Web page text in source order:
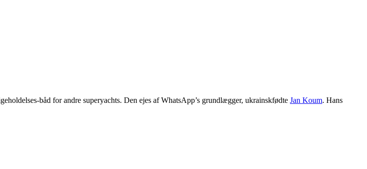
båd for andre superyachts. Den ejes af WhatsApp’s grundlægger, ukrainskfødte Jan Koum. Hans